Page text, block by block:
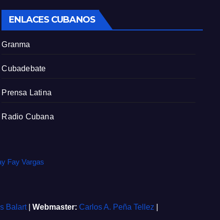
ENLACES CUBANOS
Granma
Cubadebate
Prensa Latina
Radio Cubana
Fay Vargas
Balart Webmaster: Carlos A. Peña Tellez